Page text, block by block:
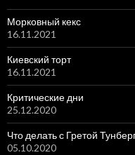
Морковный кекс
16.11.2021
Киевский торт
16.11.2021
Критические дни
25.12.2020
Что делать с Гретой
05.10.2020